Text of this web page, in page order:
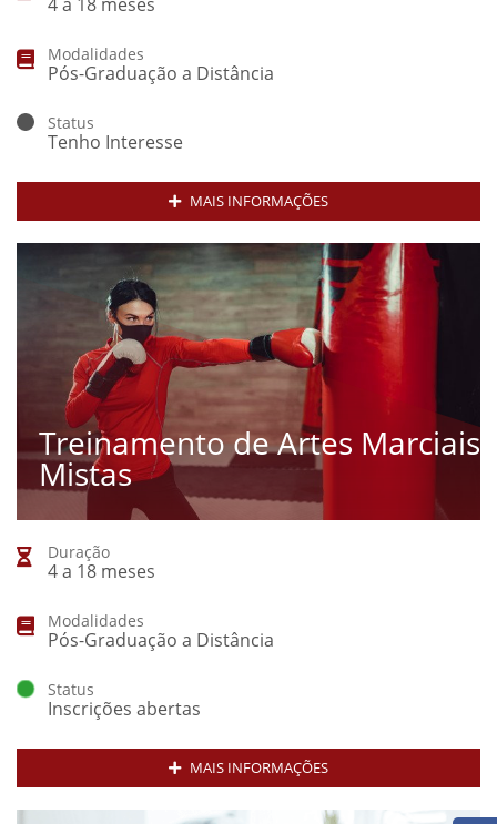
Modalidades
Pós-Graduação a Distância
Status
Tenho Interesse
MAIS INFORMAÇÕES
Treinamento de Artes Marciais
Mistas
Duração
4 a 18 meses
Modalidades
Pós-Graduação a Distância
Status
Inscrições abertas
MAIS INFORMAÇÕES